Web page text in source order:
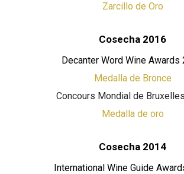
Zarcillo de Oro
Cosecha 2016
Decanter Word Wine Awards
Medalla de Bronce
Concours Mondial de
Medalla de oro
Cosecha 2014
International Wine Guide